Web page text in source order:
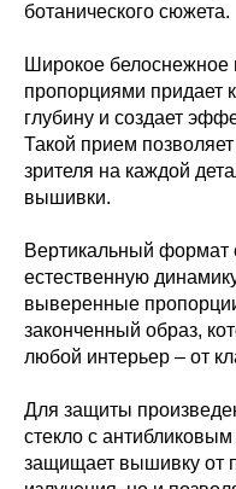
ботанического сюжета.
Широкое белоснежное
пропорциями придает
глубину и создает
Такой прием
зрителя на каждой
вышивки.
Вертикальный формат
естественную
выверенные
законченный образ,
любой интерьер – от
Для защиты
стекло с
защищает вышивку от